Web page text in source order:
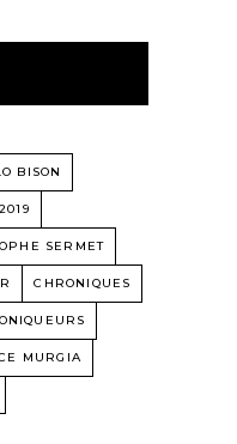
BISON
SERMET
CHRONIQUES
MURGIA